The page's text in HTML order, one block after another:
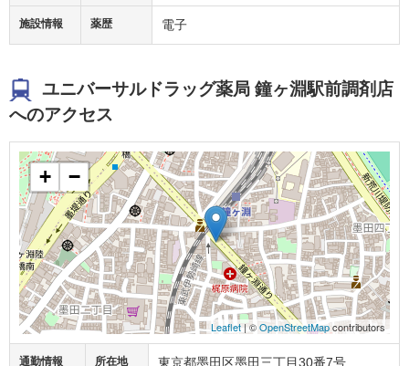
施設情報 薬歴 電子
ユニバーサルドラッグ薬局 鐘ヶ淵駅前調剤店
へのアクセス
+ −
Leaflet| ©OpenStreetMapcontributors
通勤情報 所在地 東京都墨田区墨田三丁目30番7号